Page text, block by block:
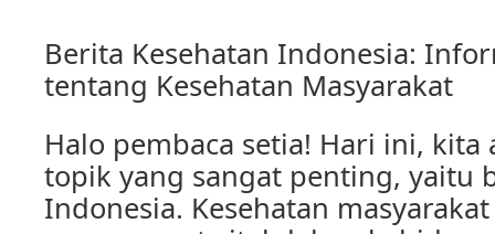
Berita Kesehatan Indonesia:
tentang Kesehatan Masyarakat
Halo pembaca setia! Hari ini, kita
topik yang sangat penting, yaitu
Indonesia. Kesehatan